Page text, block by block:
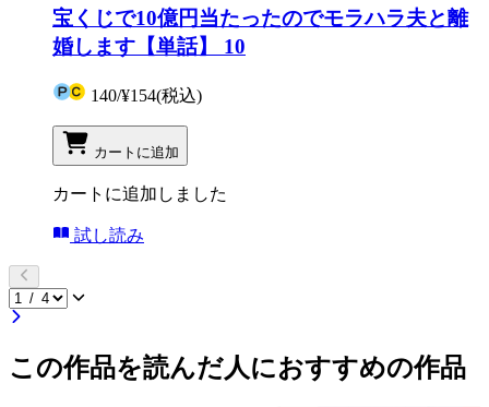
宝くじで10億円当たったのでモラハラ夫と離
婚します【単話】 10
140/¥154(税込)
カートに追加
カートに追加しました
試し読み
この作品を読んだ人におすすめの作品